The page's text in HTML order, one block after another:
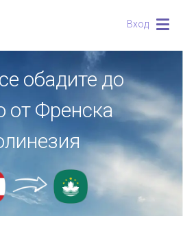
Вход
обадите до
от Френска